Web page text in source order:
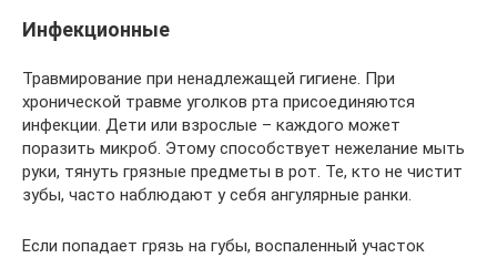
Инфекционные
Травмирование при ненадлежащей гигиене. При
хронической травме уголков рта присоединяются
инфекции. Дети или взрослые – каждого может
поразить микроб. Этому способствует нежелание мыть
руки, тянуть грязные предметы в рот. Те, кто не чистит
зубы, часто наблюдают у себя ангулярные ранки.
Если попадает грязь на губы, воспаленный участок